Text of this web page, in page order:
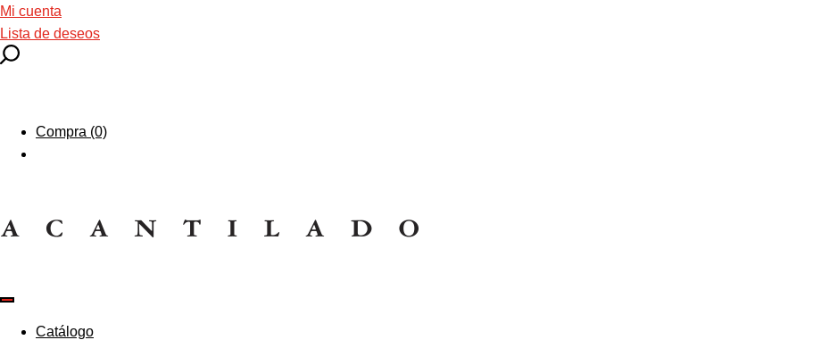
Mi cuenta
Lista de deseos
Compra (0)
Catálogo